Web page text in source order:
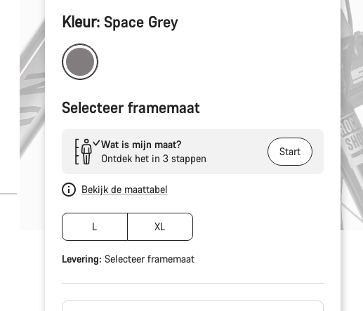
Productconfiguratie
Kleur: Space Grey
Selecteer framemaat
Wat is mijn maat?
Ontdek het in 3 stappen
Start
Bekijk de maattabel
L XL
Levering: Selecteerframemaat